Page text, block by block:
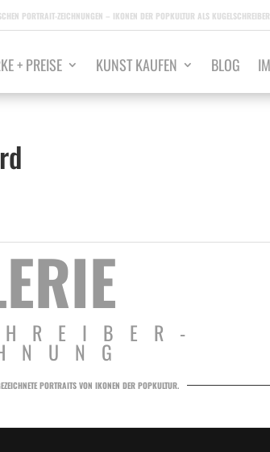
PORTRAIT-ZEICHNUNGEN – IKONEN DER POPKULTUR ALS
+ PREISE KUNST KAUFEN BLOG
PORTRAITS VON IKONEN DER POPKULTUR.